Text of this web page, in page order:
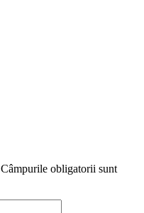
Câmpurile obligatorii sunt